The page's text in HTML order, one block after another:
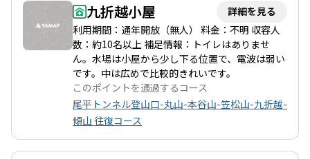
九折越小屋
詳細を見る
利用期間：通年開放（無人） 料金：不明 収容人
数：約10名以上 補足情報：トイレはありませ
ん。水場は小屋から少し下る位置で、電波は弱い
です。中は広めで比較的きれいです。
このポイントを通過するコース
尾平トンネル登山口-丸山-本谷山-笠松山-九折越-
傾山 往復コース